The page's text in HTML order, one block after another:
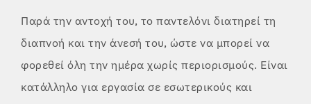
Παρά την αντοχή του, το παντελόνι διατηρεί τη
διαπνοή και την άνεσή του, ώστε να μπορεί να
φορεθεί όλη την ημέρα χωρίς περιορισμούς. Είναι
κατάλληλο για εργασία σε εσωτερικούς και